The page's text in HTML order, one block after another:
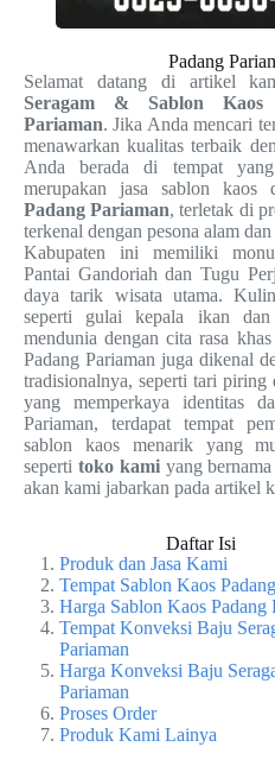
Padang
Selamat datang di artikel
Seragam & Sablon Kaos
Pariaman. Jika Anda mencari
menawarkan kualitas terbaik
Anda berada di tempat
merupakan jasa sablon kaos
Padang Pariaman, terletak di
terkenal dengan pesona alam
Kabupaten ini memiliki
Pantai Gandoriah dan Tugu
daya tarik wisata utama.
seperti gulai kepala ikan
mendunia dengan cita rasa
Padang Pariaman juga dikenal
tradisionalnya, seperti tari piring
yang memperkaya identitas
Pariaman, terdapat tempat
sablon kaos menarik yang
seperti toko kamiyang
akan kami jabarkan pada artikel
Daftar Isi
Produk dan Jasa Kami
Tempat Sablon Kaos
Harga Sablon Kaos Padang
Tempat Konveksi Baju
Pariaman
Harga Konveksi Baju
Pariaman
Proses Order
Produk Kami Lainya